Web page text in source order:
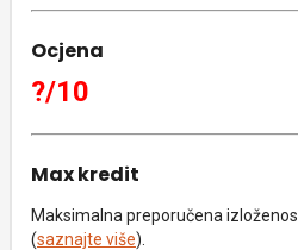
Ocjena
?/10
Max kredit
Maksimalna preporučena
(saznajte više).